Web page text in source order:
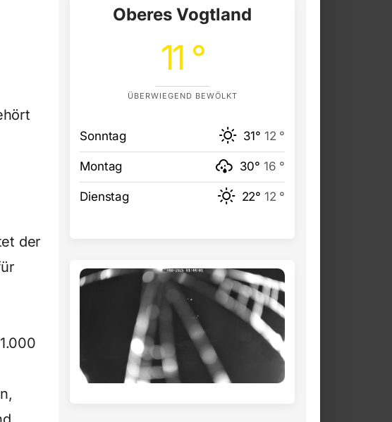
der
Oberes Vogtland
11 °
ÜBERWIEGEND BEWÖLKT
Sonntag 31° 12 °
Montag 30° 16 °
Dienstag 22° 12 °